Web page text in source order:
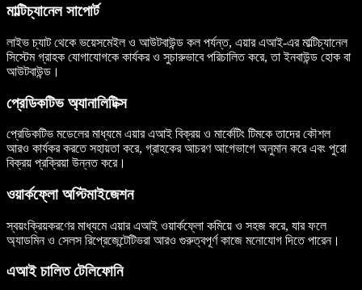
মাল্টিচ্যানেল সাপোর্ট
লাইভ চ্যাট থেকে ভয়েসমেইল ও আউটবাউন্ড কল পর্যন্ত, এয়ার এআই-এর মাল্টিচ্যানেল
সিস্টেম গ্রাহক যোগাযোগকে কার্যকর ও সুচারুভাবে পরিচালিত করে, তা ইনবাউন্ড হোক বা
আউটবাউন্ড।
প্রেডিকটিভ অ্যানালিটিক্স
প্রেডিকটিভ মডেলের মাধ্যমে এয়ার এআই বিক্রয় ও মার্কেটিং টিমকে তাদের কৌশল
আরও কার্যকর করতে সহায়তা করে, গ্রাহকের আচরণ আগেভাগে অনুমান করে এবং পুরো
বিক্রয় প্রক্রিয়া উন্নত করে।
ওয়ার্কফ্লো অপ্টিমাইজেশন
স্বয়ংক্রিয়করণের মাধ্যমে এয়ার এআই ওয়ার্কফ্লো কমিয়ে ও সহজ করে, যার ফলে
অ্যাডমিন ও সেলস রিপ্রেজেন্টেটিভরা আরও গুরুত্বপূর্ণ কাজে মনোযোগ দিতে পারেন।
এআই চালিত টেলিফোনি